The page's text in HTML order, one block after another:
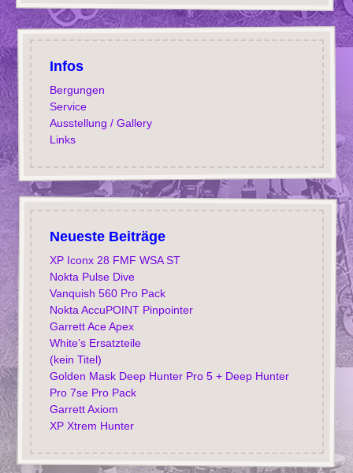
Infos
Bergungen
Service
Ausstellung / Gallery
Links
Neueste Beiträge
XP Iconx 28 FMF WSA ST
Nokta Pulse Dive
Vanquish 560 Pro Pack
Nokta AccuPOINT Pinpointer
Garrett Ace Apex
White’s Ersatzteile
(kein Titel)
Golden Mask Deep Hunter Pro 5 + Deep Hunter
Pro 7se Pro Pack
Garrett Axiom
XP Xtrem Hunter